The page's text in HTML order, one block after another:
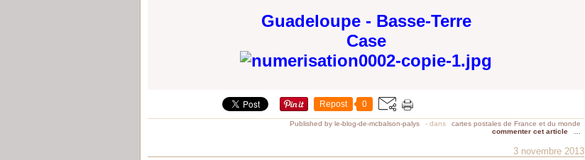
Guadeloupe - Basse-Terre
Case
Repost 0
Published by le-blog-de-mcbalson-palys - dans
cartes postales de France et du monde
commenter cet article
3 novembre 2013